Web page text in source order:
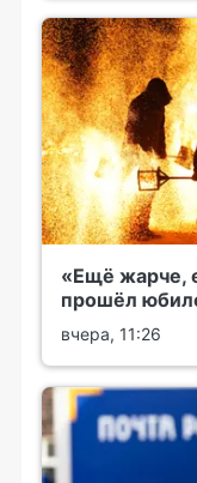
«Ещё жарче,
прошёл
вчера, 11:26